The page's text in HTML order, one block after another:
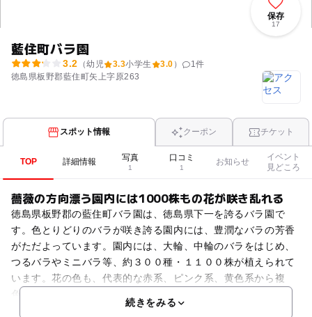
藍住町バラ園
3.2 （幼児 3.3小学生 3.0 ） 1件
徳島県板野郡藍住町矢上字原263
保存
17
スポット情報 クーポン チケット
TOP 詳細情報 写真
1
口コミ
1
お知らせ
イベント
見どころ
薔薇の方向漂う園内には1000株もの花が咲き乱れる
徳島県板野郡の藍住町バラ園は、徳島県下一を誇るバラ園で
す。色とりどりのバラが咲き誇る園内には、豊潤なバラの芳香
がただよっています。園内には、大輪、中輪のバラをはじめ、
つるバラやミニバラ等、約３００種・１１００株が植えられて
います。花の色も、代表的な赤系、ピンク系、黄色系から複
色・
続きをみる